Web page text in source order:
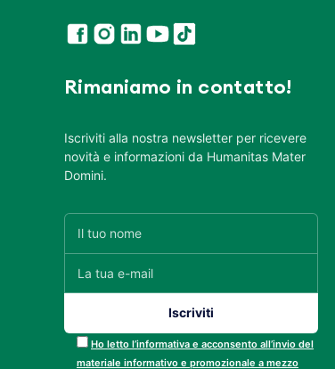
Rimaniamo in contatto!
Iscriviti alla nostra newsletter per ricevere
novità e informazioni da Humanitas Mater
Domini.
Ho letto l’informativa e acconsento all’invio del
materiale informativo e promozionale a mezzo